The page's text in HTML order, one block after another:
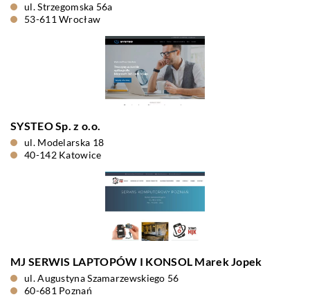
ul. Strzegomska 56a
53-611 Wrocław
SYSTEO Sp. z o.o.
ul. Modelarska 18
40-142 Katowice
MJ SERWIS LAPTOPÓW I KONSOL Marek Jopek
ul. Augustyna Szamarzewskiego 56
60-681 Poznań